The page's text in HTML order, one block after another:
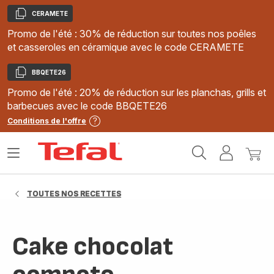
Copier
CERAMETE
Promo de l'été : 30% de réduction sur toutes nos poêles
et casseroles en céramique avec le code CERAMETE
Copier
BBQETE26
Promo de l'été : 20% de réduction sur les planchas, grills et
barbecues avec le code BBQETE26
Conditions de l'offre
MonMon
Ouvrir
TOUTES NOS RECETTES
Cake chocolat